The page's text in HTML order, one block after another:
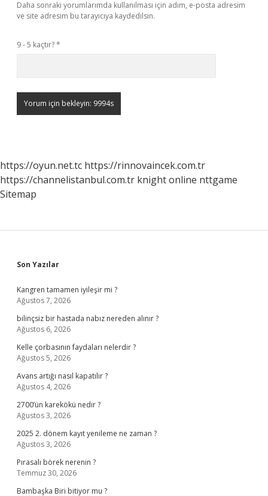
Daha sonraki yorumlarımda kullanılması için adım, e-posta adresim
ve site adresim bu tarayıcıya kaydedilsin.
9 - 5 kaçtır?*
https://oyun.net.tc https://rinnovaincek.com.tr
https://channelistanbul.com.tr knight online nttgame
Sitemap
Sidebar
Son Yazılar
Kangren tamamen iyileşir mi ?
Ağustos 7, 2026
bilinçsiz bir hastada nabız nereden alınır ?
Ağustos 6, 2026
Kelle çorbasının faydaları nelerdir ?
Ağustos 5, 2026
Avans artığı nasıl kapatılır ?
Ağustos 4, 2026
2700’ün karekökü nedir ?
Ağustos 3, 2026
2025 2. dönem kayıt yenileme ne zaman ?
Ağustos 3, 2026
Pırasalı börek nerenin ?
Temmuz 30, 2026
Bambaşka Biri bitiyor mu ?